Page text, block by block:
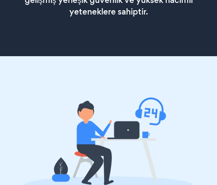
yeteneklere sahiptir.